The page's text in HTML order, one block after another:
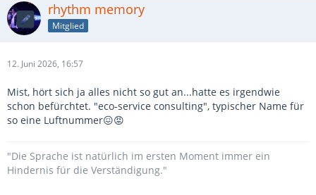
rhythm memory
Mitglied
12. Juni 2026, 16:57
Mist, hört sich ja alles nicht so gut an...hatte es irgendwie
schon befürchtet. "eco-service consulting", typischer Name für
so eine Luftnummer😖😡
"Die Sprache ist natürlich im ersten Moment immer ein
Hindernis für die Verständigung."